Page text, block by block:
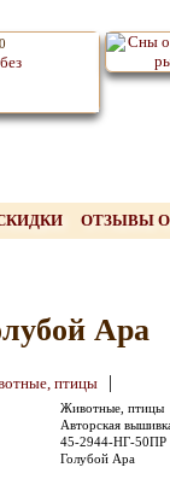
0
ОТЗЫВЫ О
Ара
птицы |
Животные, птицы
Авторская
45-2944-НГ-50ПР
Голубой Ара